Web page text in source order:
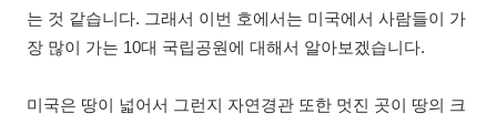
는 것 같습니다. 그래서 이번 호에서는 미국에서 사람들이 가
장 많이 가는 10대 국립공원에 대해서 알아보겠습니다.
미국은 땅이 넓어서 그런지 자연경관 또한 멋진 곳이 땅의 크